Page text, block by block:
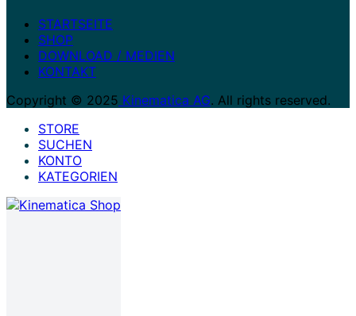
STARTSEITE
SHOP
DOWNLOAD / MEDIEN
KONTAKT
Copyright © 2025 Kinematica AG. All rights reserved.
STORE
SUCHEN
KONTO
KATEGORIEN